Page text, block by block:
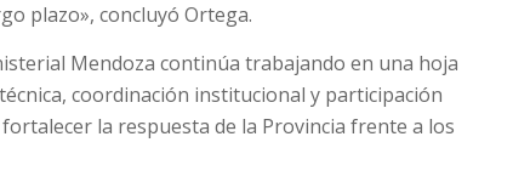
plazo», concluyó Ortega.
Mendoza continúa trabajando en una hoja
coordinación institucional y participación
la respuesta de la Provincia frente a los